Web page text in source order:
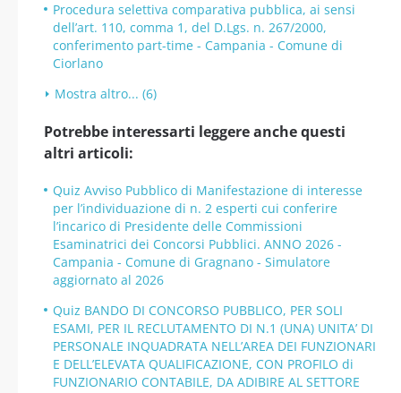
Procedura selettiva comparativa pubblica, ai sensi
dell’art. 110, comma 1, del D.Lgs. n. 267/2000,
conferimento part-time - Campania - Comune di
Ciorlano
Mostra altro... (6)
Potrebbe interessarti leggere anche questi
altri articoli:
Quiz Avviso Pubblico di Manifestazione di interesse
per l’individuazione di n. 2 esperti cui conferire
l’incarico di Presidente delle Commissioni
Esaminatrici dei Concorsi Pubblici. ANNO 2026 -
Campania - Comune di Gragnano - Simulatore
aggiornato al 2026
Quiz BANDO DI CONCORSO PUBBLICO, PER SOLI
ESAMI, PER IL RECLUTAMENTO DI N.1 (UNA) UNITA’ DI
PERSONALE INQUADRATA NELL’AREA DEI FUNZIONARI
E DELL’ELEVATA QUALIFICAZIONE, CON PROFILO di
FUNZIONARIO CONTABILE, DA ADIBIRE AL SETTORE